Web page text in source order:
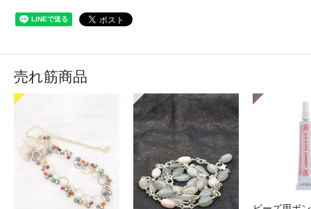
売れ筋商品